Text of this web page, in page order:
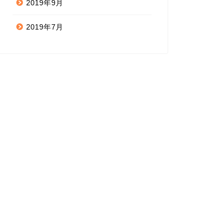
2019年9月
2019年7月